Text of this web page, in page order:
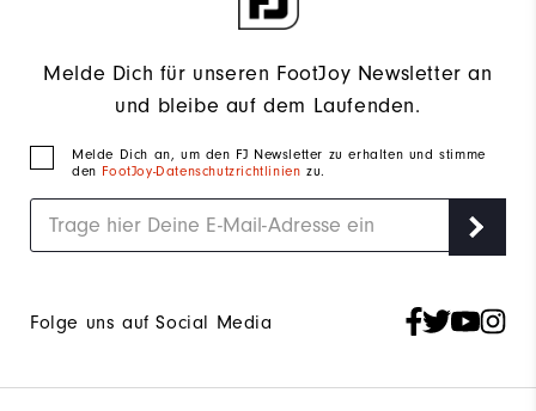
Melde Dich für unseren FootJoy Newsletter an
und bleibe auf dem Laufenden.
Melde Dich an, um den FJ Newsletter zu erhalten und stimme
den FootJoy-Datenschutzrichtlinienzu.
Folge uns auf Social Media